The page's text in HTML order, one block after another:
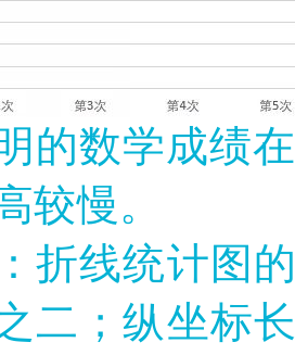
的数学成绩
较慢。
折线统计图
二；纵坐标